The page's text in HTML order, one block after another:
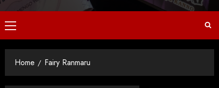
Home Fairy Ranmaru